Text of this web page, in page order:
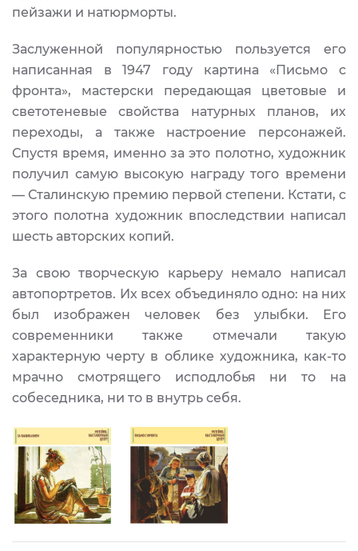
пейзажи и натюрморты.
Заслуженной популярностью пользуется его
написанная в 1947 году картина «Письмо с
фронта», мастерски передающая цветовые и
светотеневые свойства натурных планов, их
переходы, а также настроение персонажей.
Спустя время, именно за это полотно, художник
получил самую высокую награду того времени
— Сталинскую премию первой степени. Кстати, с
этого полотна художник впоследствии написал
шесть авторских копий.
За свою творческую карьеру немало написал
автопортретов. Их всех объединяло одно: на них
был изображен человек без улыбки. Его
современники также отмечали такую
характерную черту в облике художника, как-то
мрачно смотрящего исподлобья ни то на
собеседника, ни то в внутрь себя.